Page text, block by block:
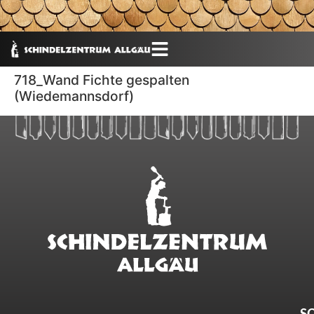
718_Wand Fichte gespalten
(Wiedemannsdorf)